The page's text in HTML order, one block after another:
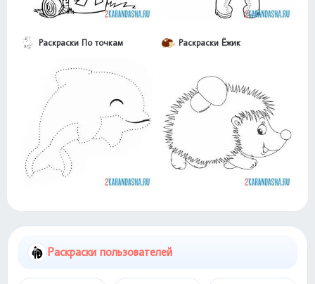
Раскраски По точкам Раскраски Ёжик
Раскраски пользователей